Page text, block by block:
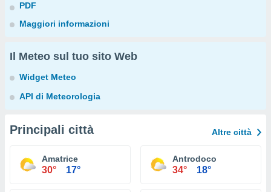
PDF
Maggiori informazioni
Il Meteo sul tuo sito Web
Widget Meteo
API di Meteorologia
Principali città Altre città
Amatrice
30° 17°
Antrodoco
34° 18°